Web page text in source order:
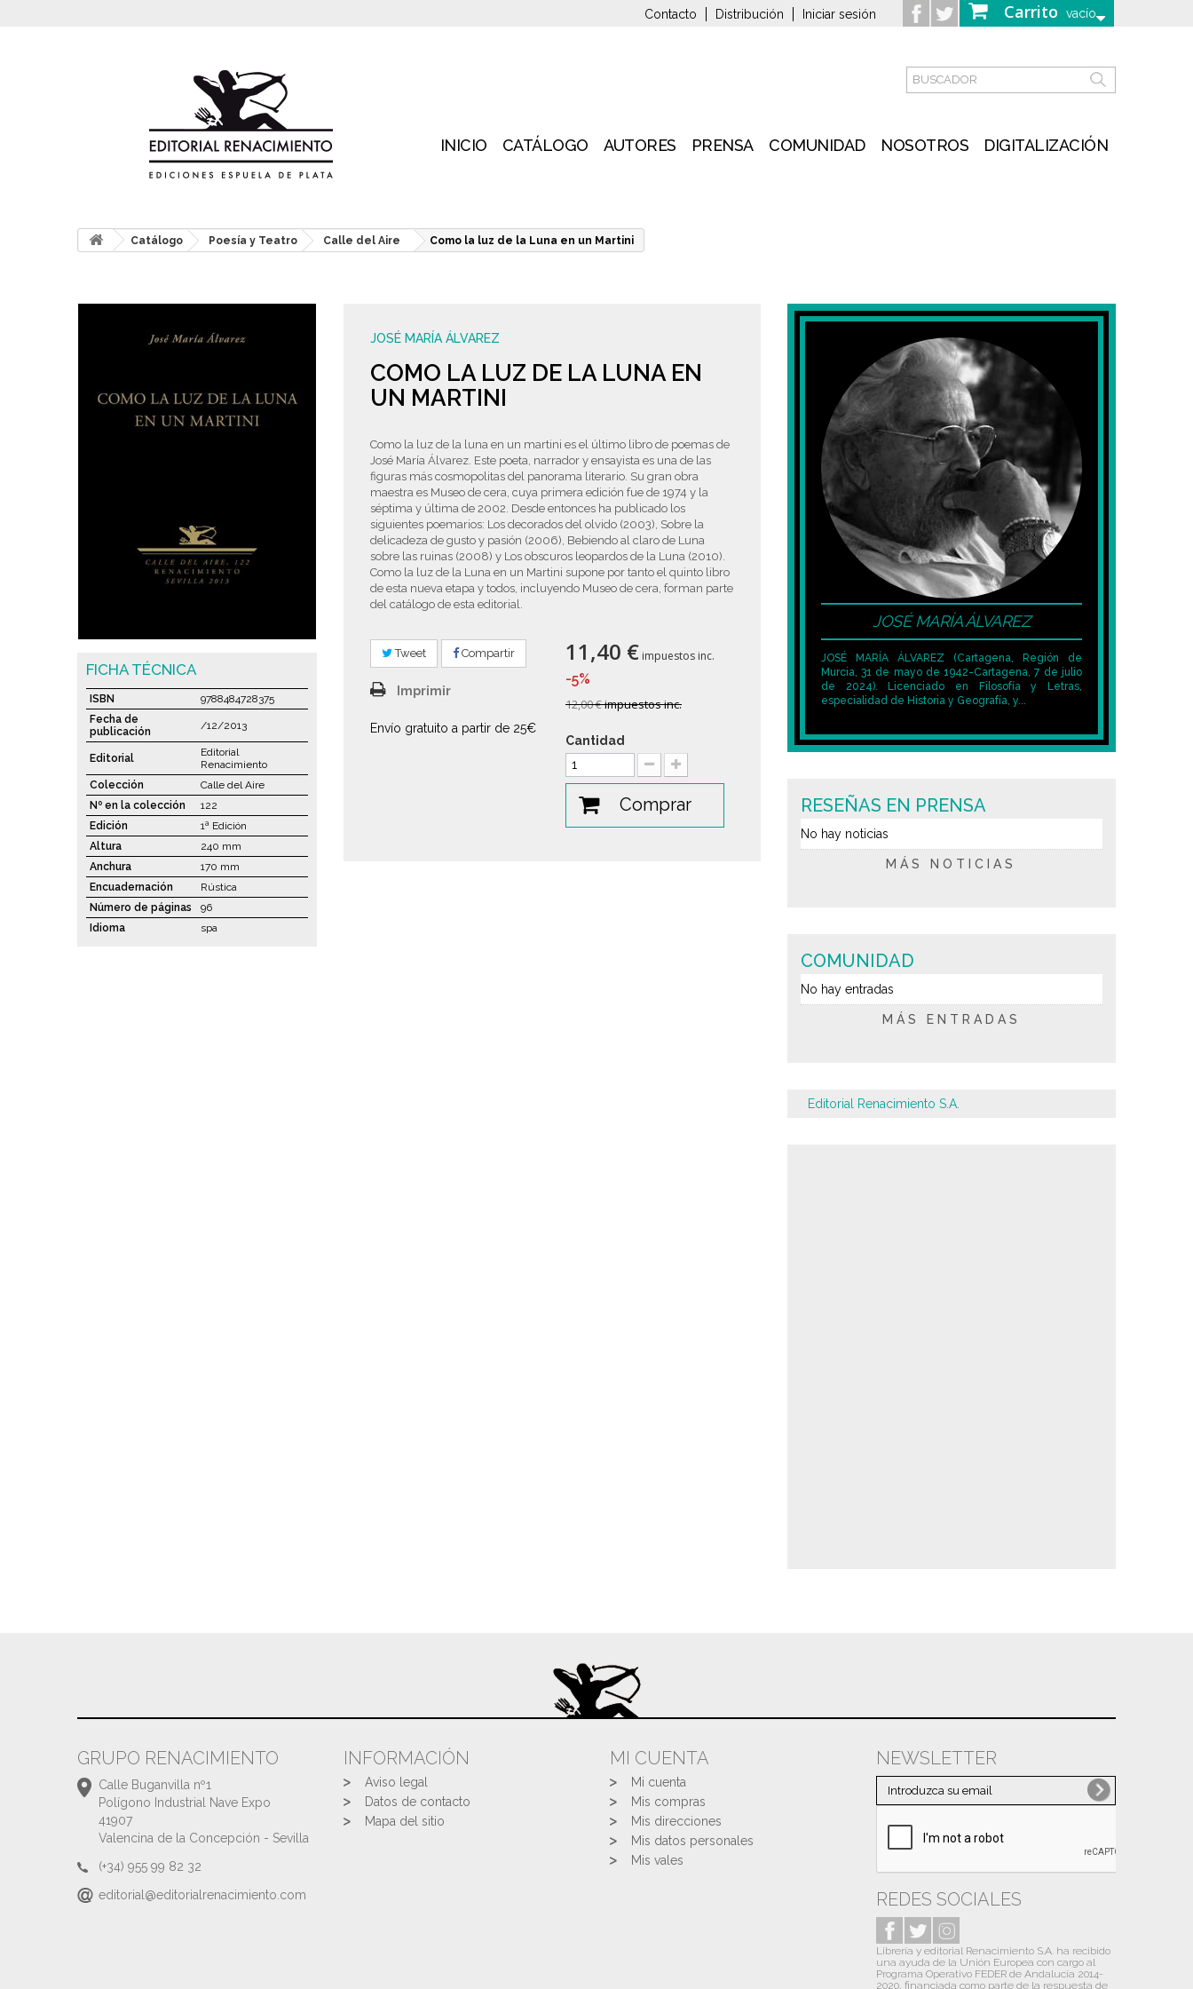
Carrito vacío
Contacto Distribución Iniciar sesión
INICIO CATÁLOGO AUTORES PRENSA COMUNIDAD NOSOTROS DIGITALIZACIÓN
Catálogo Poesía y Teatro Calle del Aire Como la luz de la Luna en un Martini
JOSÉ MARÍA ÁLVAREZ
COMO LA LUZ DE LA LUNA EN
UN MARTINI
Como la luz de la luna en un martini es el último libro de poemas de
José María Álvarez. Este poeta, narrador y ensayista es una de las
figuras más cosmopolitas del panorama literario. Su gran obra
maestra es Museo de cera, cuya primera edición fue de 1974 y la
séptima y última de 2002. Desde entonces ha publicado los
siguientes poemarios: Los decorados del olvido (2003), Sobre la
delicadeza de gusto y pasión (2006), Bebiendo al claro de Luna
sobre las ruinas (2008) y Los obscuros leopardos de la Luna (2010).
Como la luz de la Luna en un Martini supone por tanto el quinto libro
de esta nueva etapa y todos, incluyendo Museo de cera, forman parte
del catálogo de esta editorial.
Tweet Compartir
Imprimir
Envío gratuito a partir de 25€
11,40 € impuestos inc.
-5%
12,00 €impuestos inc.
Cantidad
Comprar
FICHA TÉCNICA
ISBN
9788484728375
Fecha de
publicación
/12/2013
Editorial
Editorial
Renacimiento
Colección
Calle del Aire
Nº en la colección
122
Edición
1ª Edición
Altura
240 mm
Anchura
170 mm
Encuadernación
Rústica
Número de páginas
96
Idioma
spa
JOSÉ MARÍA ÁLVAREZ
JOSÉ MARÍA ÁLVAREZ (Cartagena, Región de
Murcia, 31 de mayo de 1942-Cartagena, 7 de julio
de 2024)​. Licenciado en Filosofía y Letras,
especialidad de Historia y Geografía, y...
RESEÑAS EN PRENSA
No hay noticias
MÁS NOTICIAS
COMUNIDAD
No hay entradas
MÁS ENTRADAS
Editorial Renacimiento S.A.
GRUPO RENACIMIENTO
Calle Buganvilla nº1
Polígono Industrial Nave Expo
41907
Valencina de la Concepción - Sevilla
(+34) 955 99 82 32
editorial@editorialrenacimiento.com
INFORMACIÓN
Aviso legal
Datos de contacto
Mapa del sitio
MI CUENTA
Mi cuenta
Mis compras
Mis direcciones
Mis datos personales
Mis vales
NEWSLETTER
REDES SOCIALES
Librería y editorial Renacimiento S.A. ha recibido
una ayuda de la Unión Europea con cargo al
Programa Operativo FEDER de Andalucía 2014-
2020, financiada como parte de la respuesta de